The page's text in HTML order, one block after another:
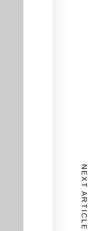
NEXT ARTICLE